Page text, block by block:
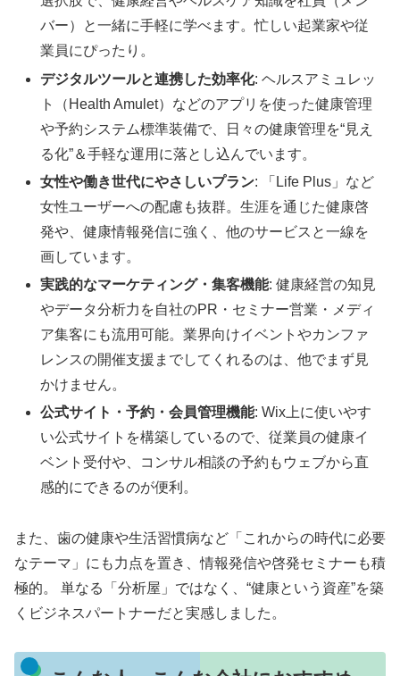
バー）と一緒に手軽に学べます。忙しい起業家や従
業員にぴったり。
デジタルツールと連携した効率化: ヘルスアミュレッ
ト（Health Amulet）などのアプリを使った健康管理
や予約システム標準装備で、日々の健康管理を“見え
る化”＆手軽な運用に落とし込んでいます。
女性や働き世代にやさしいプラン: 「Life Plus」など
女性ユーザーへの配慮も抜群。生涯を通じた健康啓
発や、健康情報発信に強く、他のサービスと一線を
画しています。
実践的なマーケティング・集客機能: 健康経営の知見
やデータ分析力を自社のPR・セミナー営業・メディ
ア集客にも流用可能。業界向けイベントやカンファ
レンスの開催支援までしてくれるのは、他でまず見
かけません。
公式サイト・予約・会員管理機能: Wix上に使いやす
い公式サイトを構築しているので、従業員の健康イ
ベント受付や、コンサル相談の予約もウェブから直
感的にできるのが便利。
また、歯の健康や生活習慣病など「これからの時代に必要
なテーマ」にも力点を置き、情報発信や啓発セミナーも積
極的。 単なる「分析屋」ではなく、“健康という資産”を築
くビジネスパートナーだと実感しました。